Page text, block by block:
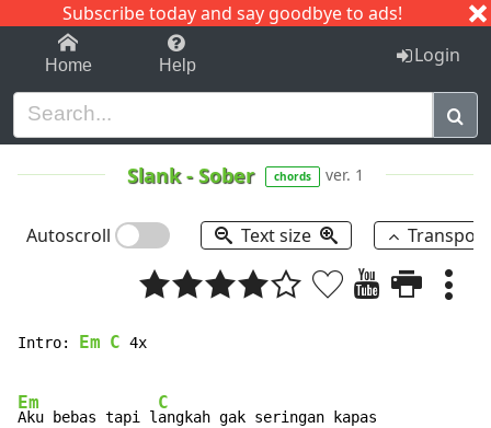
Subscribe today and say goodbye to ads!
1-9 C I J
Home Help Login
Slank-Sober chords ver. 1
Autoscroll Text size
Intro: Em C 4x
Em
Aku bebas tapi l
C